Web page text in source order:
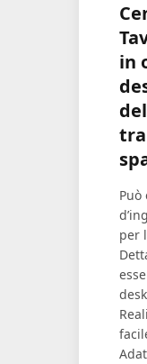
in
Può
per